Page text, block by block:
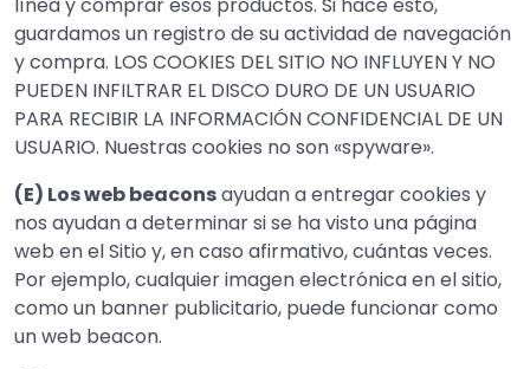
línea y comprar esos productos. Si hace esto,
guardamos un registro de su actividad de navegación
y compra. LOS COOKIES DEL SITIO NO INFLUYEN Y NO
PUEDEN INFILTRAR EL DISCO DURO DE UN USUARIO
PARA RECIBIR LA INFORMACIÓN CONFIDENCIAL DE UN
USUARIO. Nuestras cookies no son «spyware».
(E) Los web beaconsayudan a entregar cookies y
nos ayudan a determinar si se ha visto una página
web en el Sitio y, en caso afirmativo, cuántas veces.
Por ejemplo, cualquier imagen electrónica en el sitio,
como un banner publicitario, puede funcionar como
un web beacon.